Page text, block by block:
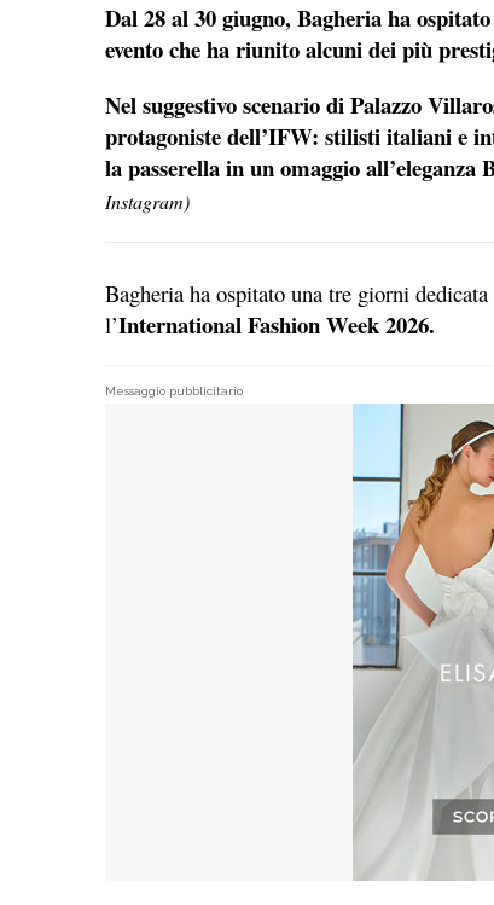
Dal 28 al 30 giugno, Bagheria ha
evento che ha riunito alcuni dei più
Nel suggestivo scenario di Palazzo
protagoniste dell’IFW: stilisti italiani e
la passerella in un omaggio all’eleganza
Instagram)
Bagheria ha ospitato una tre giorni
l’International Fashion Week 2026.
Messaggio pubblicitario